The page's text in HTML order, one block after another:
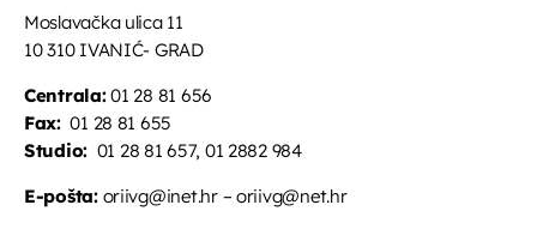
08:45 - 09:00
Moslavačka ulica 11
10 310 IVANIĆ- GRAD
Centrala:01 28 81 656
Fax:01 28 81 655
Studio: 01 28 81 657, 01 2882 984
E-pošta:oriivg@inet.hr – oriivg@net.hr